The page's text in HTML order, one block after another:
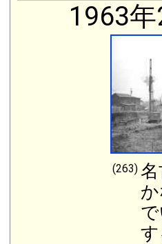
1963
(263)
す